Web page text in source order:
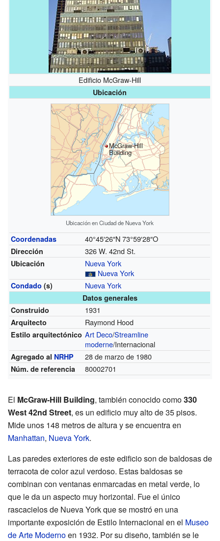
Edificio McGraw-Hill
Ubicación
McGraw-Hill
Building
Ubicación en Ciudad de Nueva York
Coordenadas 40°45′26″N73°59′28″O
Dirección 326 W. 42nd St.
Ubicación
Nueva York
Nueva York
Condado (s) Nueva York
Datos generales
Construido
1931
Arquitecto Raymond Hood
Estilo arquitectónico Art Deco/Streamline
moderne/Internacional
Agregado al NRHP 28 de marzo de 1980
Núm. de referencia 80002701
El McGraw-Hill Building, también conocido como330
West 42nd Street, es un edificio muy alto de 35 pisos.
Mide unos 148 metros de altura y se encuentra en
Manhattan, Nueva York.
Las paredes exteriores de este edificio son de baldosas de
terracota de color azul verdoso. Estas baldosas se
combinan con ventanas enmarcadas en metal verde, lo
que le da un aspecto muy horizontal. Fue el único
rascacielos de Nueva York que se mostró en una
importante exposición de Estilo Internacional en el Museo
de Arte Modernoen 1932. Por su diseño, también se le